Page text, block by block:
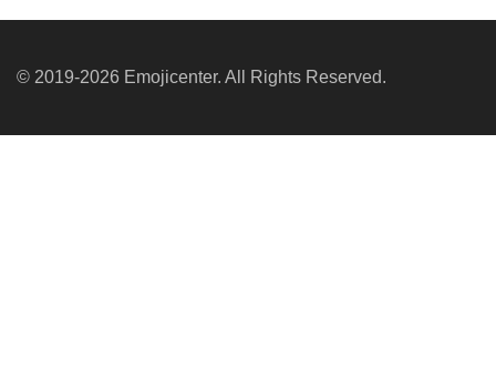
© 2019-2026 Emojicenter. All Rights Reserved.